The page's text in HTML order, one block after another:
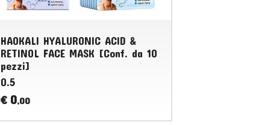
HAOKALI HYALURONIC ACID &
RETINOL FACE MASK [Conf. da 10
pezzi]
0.5
€ 0,00